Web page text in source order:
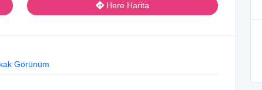
Here Harita
Görünüm